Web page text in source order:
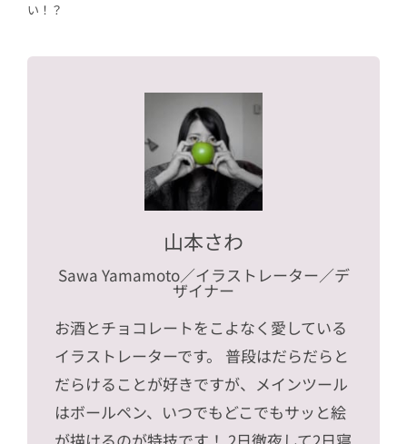
い！？
山本さわ
Sawa Yamamoto／イラストレーター／デ
ザイナー
お酒とチョコレートをこよなく愛している
イラストレーターです。 普段はだらだらと
だらけることが好きですが、メインツール
はボールペン、いつでもどこでもサッと絵